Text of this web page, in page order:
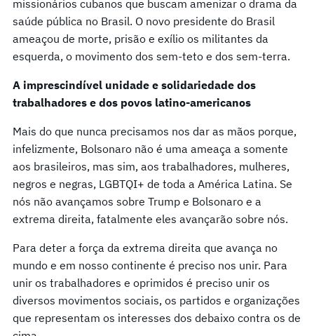
missionários cubanos que buscam amenizar o drama da
saúde pública no Brasil. O novo presidente do Brasil
ameaçou de morte, prisão e exílio os militantes da
esquerda, o movimento dos sem-teto e dos sem-terra.
A imprescindível unidade e solidariedade dos
trabalhadores e dos povos latino-americanos
Mais do que nunca precisamos nos dar as mãos porque,
infelizmente, Bolsonaro não é uma ameaça a somente
aos brasileiros, mas sim, aos trabalhadores, mulheres,
negros e negras, LGBTQI+ de toda a América Latina. Se
nós não avançamos sobre Trump e Bolsonaro e a
extrema direita, fatalmente eles avançarão sobre nós.
Para deter a força da extrema direita que avança no
mundo e em nosso continente é preciso nos unir. Para
unir os trabalhadores e oprimidos é preciso unir os
diversos movimentos sociais, os partidos e organizações
que representam os interesses dos debaixo contra os de